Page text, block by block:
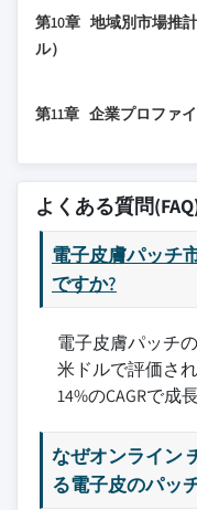
3.8.2 業界
3.9 成長可能性
3.10.2 バ
3.10.3 新
3.10.4 代
6.11 その他
9.2 接続型
第10章 地域別市場推
ル）
10.2 北米
10.2.2 カ
10.3 欧州
10.3.1 英国
10.3.3 フ
10.3.4 イ
10.3.5 ス
10.3.6 欧
10.4 アジア太
10.4.1 中国
10.4.2 イ
第11章 企業プロファ
11.1 アボット
11.3 ブルー
11.4 ボスト
11.5 カーディ
11.6 デクス
11.7 エピコ
11.8 ジェンタ
11.9 インサ
11.10 イオン
11.11 アイリ
11.12 コーニ
よくある質問
電子皮膚パッチ
ですか?
電子皮膚パッチ
米ドルで評価さ
14%のCAGRで
なぜオンライン
る電子皮のパッ